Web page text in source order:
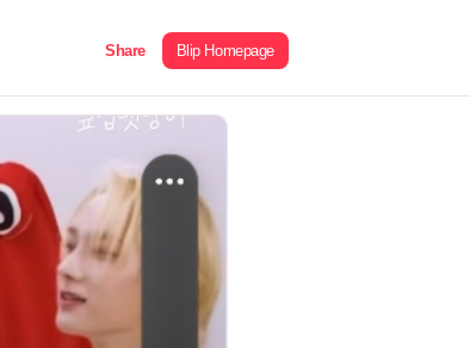
Share Blip Homepage